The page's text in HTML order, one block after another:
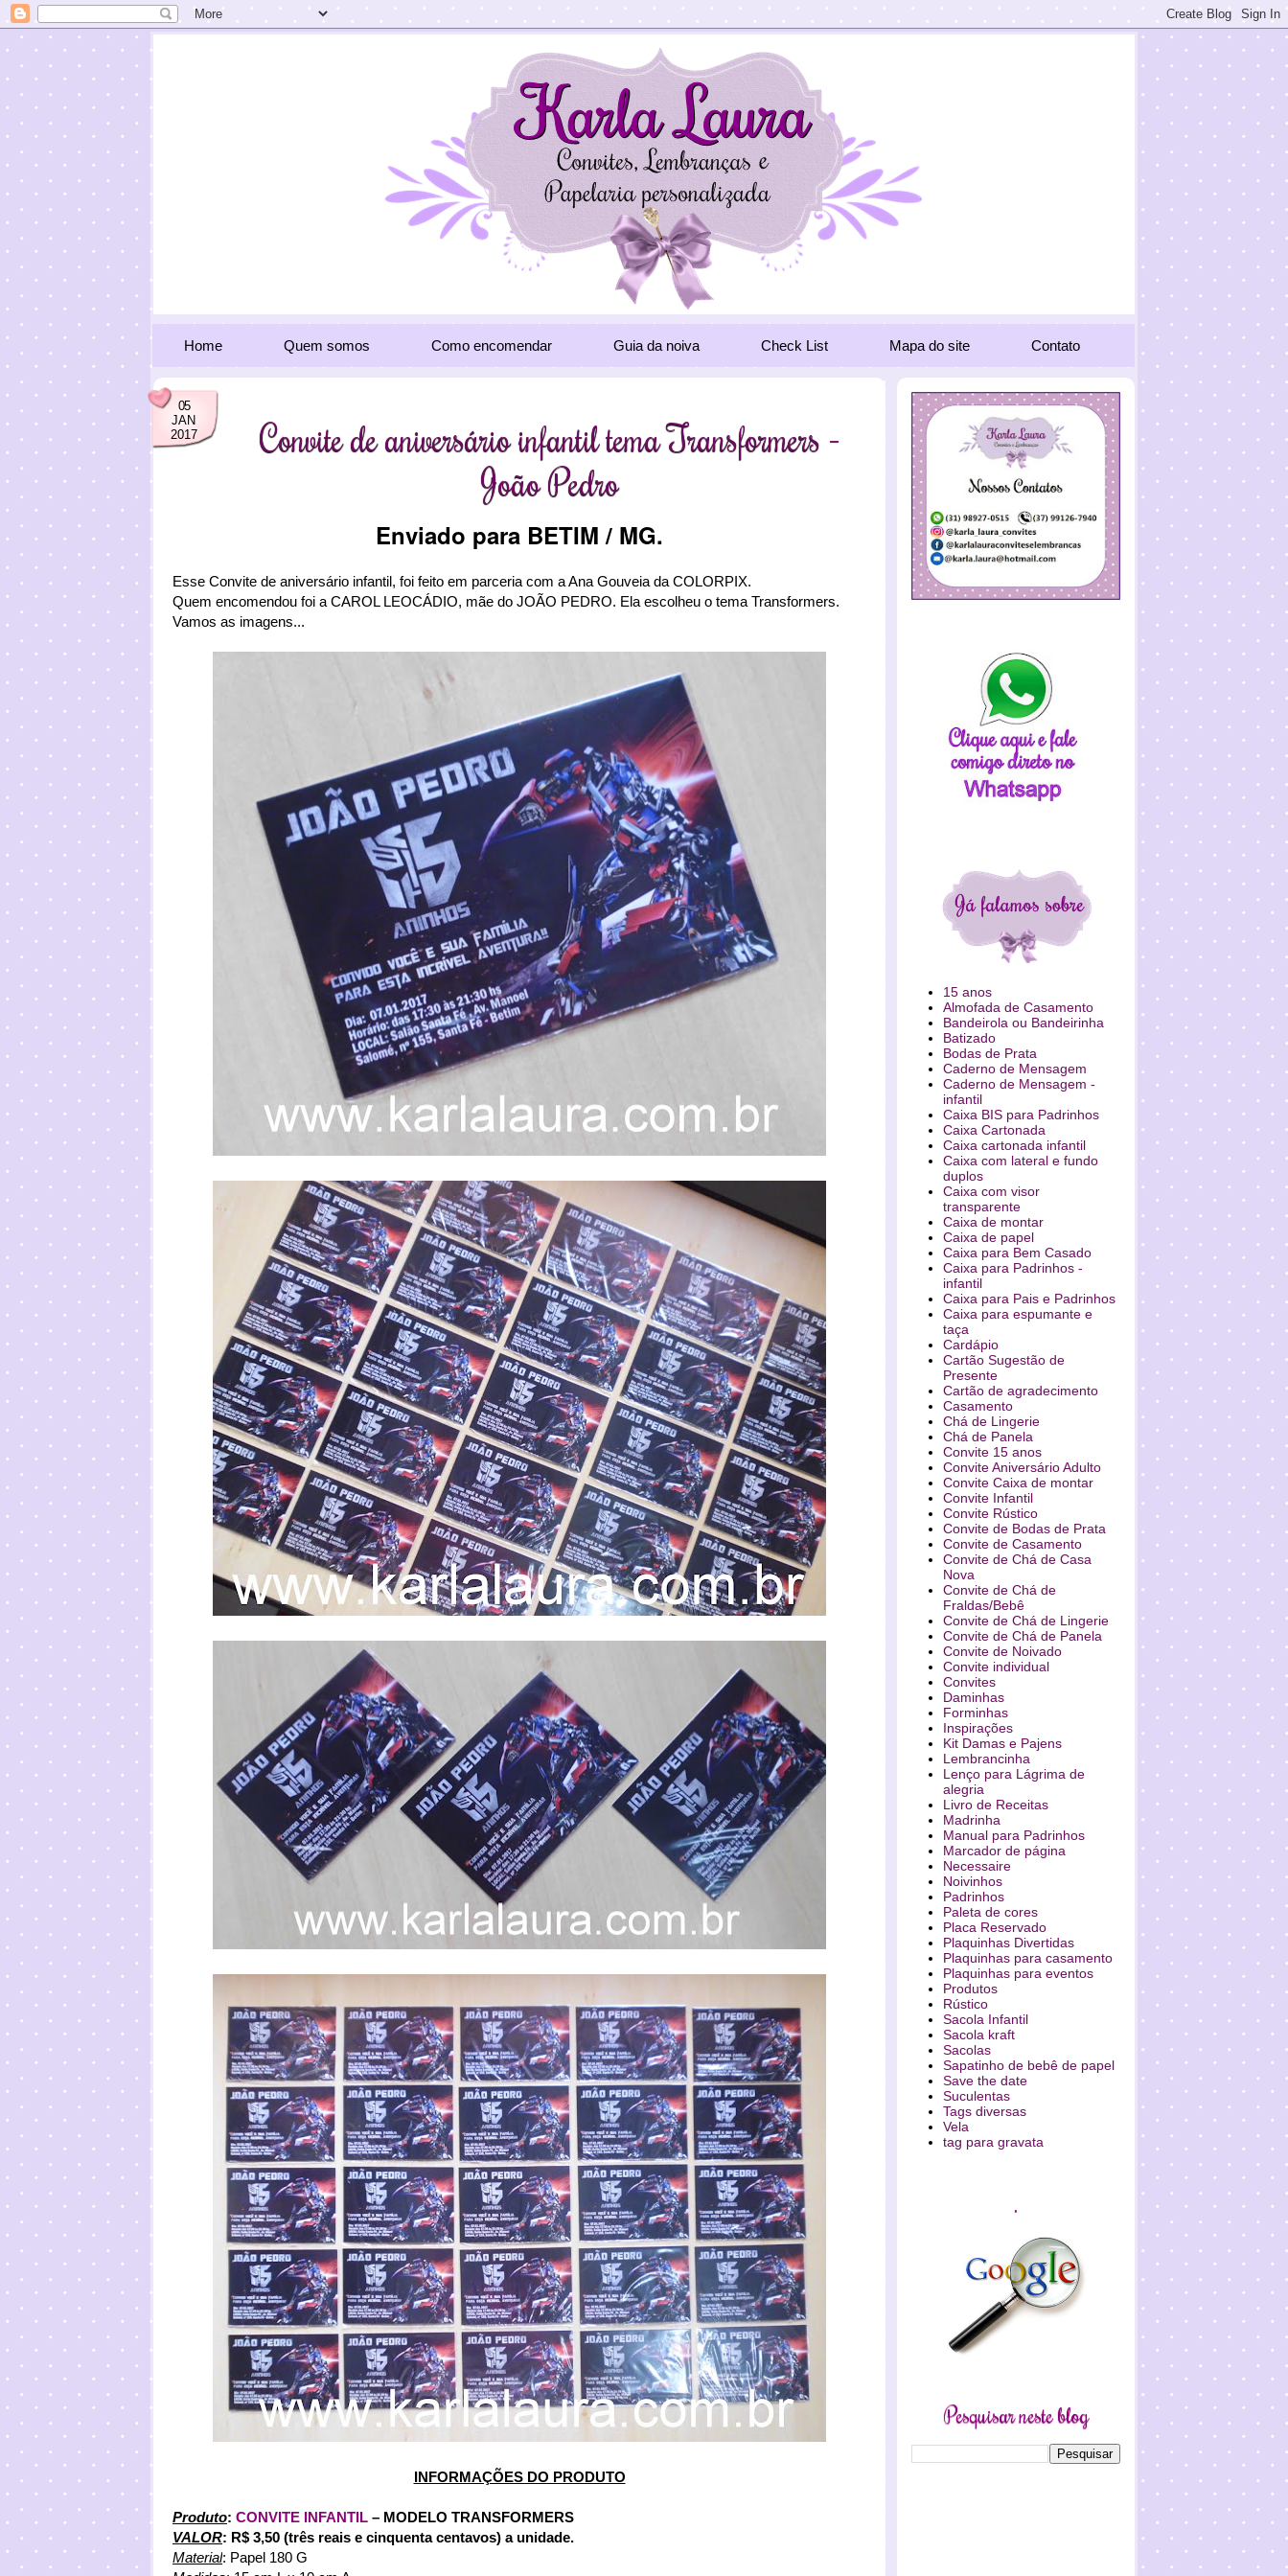
Home Quem somos Como encomendar Guia da noiva Check List Mapa do site Contato
05
JAN
2017
Convite de aniversário infantil tema Transformers -
João Pedro
Enviado para BETIM / MG.
Esse Convite de aniversário infantil, foi feito em parceria com a Ana Gouveia da COLORPIX.
Quem encomendou foi a CAROL LEOCÁDIO, mãe do JOÃO PEDRO. Ela escolheu o tema Transformers.
Vamos as imagens...
INFORMAÇÕES DO PRODUTO
Produto: CONVITE INFANTIL – MODELO TRANSFORMERS
VALOR: R$ 3,50 (três reais e cinquenta centavos) a unidade.
Material: Papel 180 G
15 anos
Almofada de Casamento
Bandeirola ou Bandeirinha
Batizado
Bodas de Prata
Caderno de Mensagem
Caderno de Mensagem -
infantil
Caixa BIS para Padrinhos
Caixa Cartonada
Caixa cartonada infantil
Caixa com lateral e fundo
duplos
Caixa com visor
transparente
Caixa de montar
Caixa de papel
Caixa para Bem Casado
Caixa para Padrinhos -
infantil
Caixa para Pais e Padrinhos
Caixa para espumante e
taça
Cardápio
Cartão Sugestão de
Presente
Cartão de agradecimento
Casamento
Chá de Lingerie
Chá de Panela
Convite 15 anos
Convite Aniversário Adulto
Convite Caixa de montar
Convite Infantil
Convite Rústico
Convite de Bodas de Prata
Convite de Casamento
Convite de Chá de Casa
Nova
Convite de Chá de
Fraldas/Bebê
Convite de Chá de Lingerie
Convite de Chá de Panela
Convite de Noivado
Convite individual
Convites
Daminhas
Forminhas
Inspirações
Kit Damas e Pajens
Lembrancinha
Lenço para Lágrima de
alegria
Livro de Receitas
Madrinha
Manual para Padrinhos
Marcador de página
Necessaire
Noivinhos
Padrinhos
Paleta de cores
Placa Reservado
Plaquinhas Divertidas
Plaquinhas para casamento
Plaquinhas para eventos
Produtos
Rústico
Sacola Infantil
Sacola kraft
Sacolas
Sapatinho de bebê de papel
Save the date
Suculentas
Tags diversas
Vela
tag para gravata
.
Pesquisar neste blog